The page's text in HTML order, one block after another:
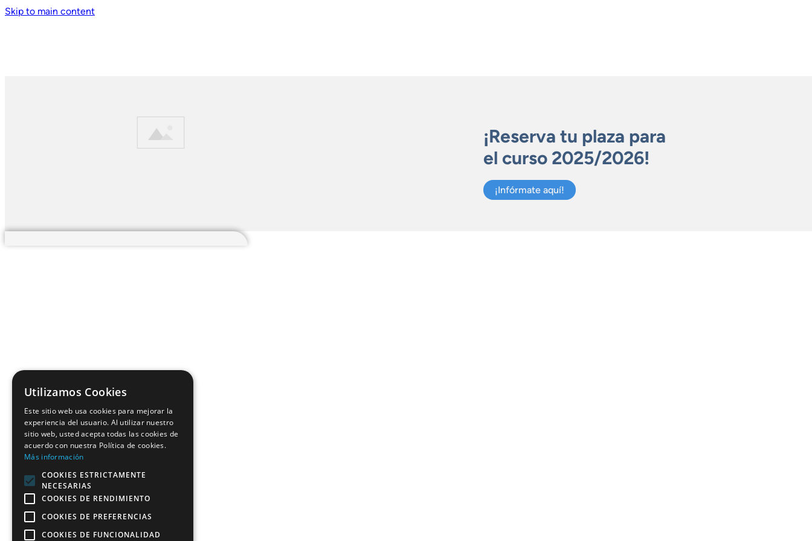
Skip to main content
¡Reserva tu plaza para
el curso 2025/2026!
¡Infórmate aquí!
Utilizamos Cookies
Este sitio web usa cookies para mejorar la
experiencia del usuario. Al utilizar nuestro
sitio web, usted acepta todas las cookies de
acuerdo con nuestra Política de cookies.
Más información
COOKIES ESTRICTAMENTE
NECESARIAS
COOKIES DE RENDIMIENTO
COOKIES DE PREFERENCIAS
COOKIES DE FUNCIONALIDAD